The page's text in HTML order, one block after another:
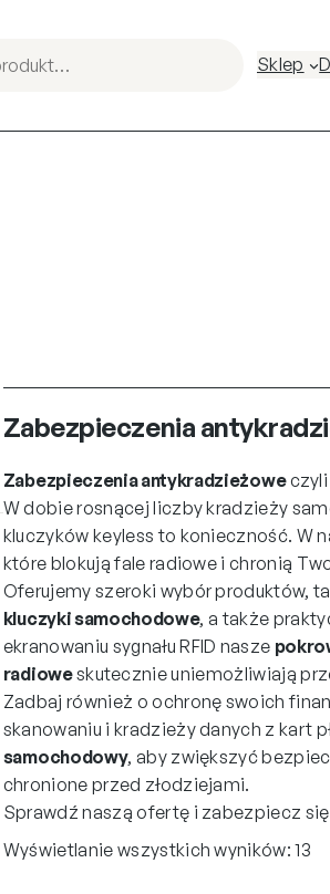
Sklep
Zabezpieczenia
Zabezpieczenia antykradzieżoweczyli
W dobie rosnącej liczby kradzieży
kluczyków keyless to konieczność. W
które blokują fale radiowe i chronią
Oferujemy szeroki wybór produktów,
kluczyki samochodowe, a także
ekranowaniu sygnału RFID nasze
radioweskutecznie uniemożliwiają
Zadbaj również o ochronę swoich
skanowaniu i kradzieży danych z kart
samochodowy, aby zwiększyć
chronione przed złodziejami.
Sprawdź naszą ofertę i zabezpiecz
Wyświetlanie wszystkich wyników: 13